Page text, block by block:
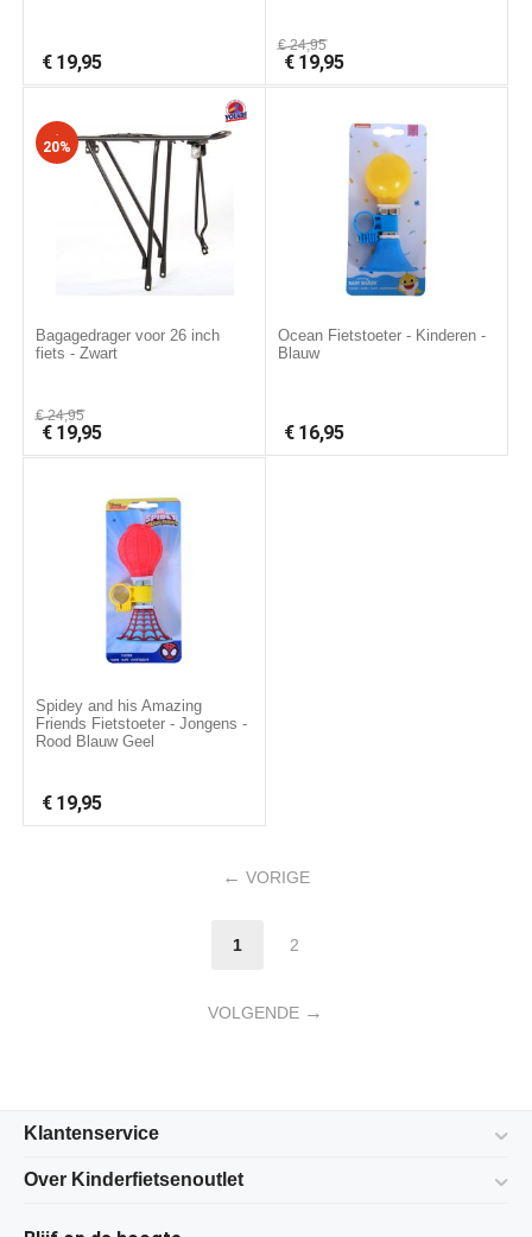
€ 19,95
€24,95
€ 19,95
-
20%
Bagagedrager voor 26 inch
fiets - Zwart
€24,95
€ 19,95
Ocean Fietstoeter - Kinderen -
Blauw
€ 16,95
Spidey and his Amazing
Friends Fietstoeter - Jongens -
Rood Blauw Geel
€ 19,95
VORIGE
1 2
VOLGENDE
Klantenservice
Over Kinderfietsenoutlet